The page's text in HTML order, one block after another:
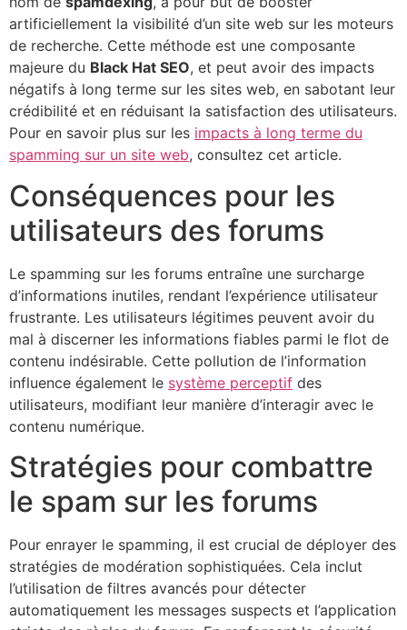
artificiellement la visibilité d’un site web sur les moteurs
de recherche. Cette méthode est une composante
majeure du Black Hat SEO, et peut avoir des impacts
négatifs à long terme sur les sites web, en sabotant leur
crédibilité et en réduisant la satisfaction des utilisateurs.
Pour en savoir plus sur les impacts à long terme du
spamming sur un site web, consultez cet article.
Conséquences pour les
utilisateurs des forums
Le spamming sur les forums entraîne une surcharge
d’informations inutiles, rendant l’expérience utilisateur
frustrante. Les utilisateurs légitimes peuvent avoir du
mal à discerner les informations fiables parmi le flot de
contenu indésirable. Cette pollution de l’information
influence également le système perceptif des
utilisateurs, modifiant leur manière d’interagir avec le
contenu numérique.
Stratégies pour combattre
le spam sur les forums
Pour enrayer le spamming, il est crucial de déployer des
stratégies de modération sophistiquées. Cela inclut
l’utilisation de filtres avancés pour détecter
automatiquement les messages suspects et l’application